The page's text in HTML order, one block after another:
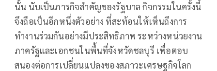
นั้น นับเป็นภารกิจสำคัญของรัฐบาล กิจกรรมในครั้งนี้
จึงถือเป็นอีกหนึ่งตัวอย่าง ที่สะท้อนให้เห็นถึงการ
ทำงานร่วมกันอย่างมีประสิทธิภาพ ระหว่างหน่วยงาน
ภาครัฐและเอกชนในพื้นที่จังหวัดชลบุรี เพื่อตอบ
สนองต่อการเปลี่ยนแปลงของสภาวะเศรษฐกิจโลก